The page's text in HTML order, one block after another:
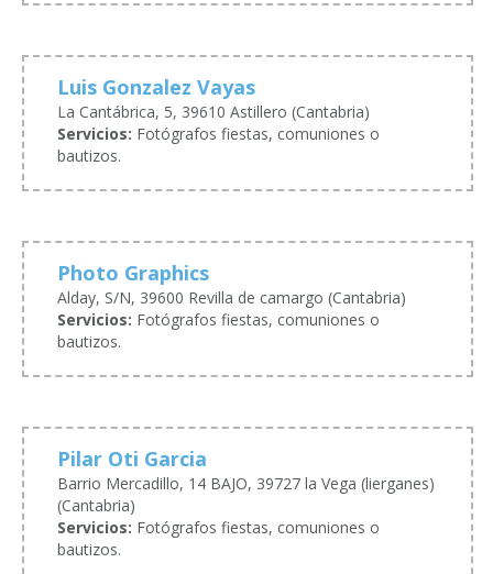
Luis Gonzalez Vayas
La Cantábrica, 5, 39610 Astillero (Cantabria)
Servicios: Fotógrafos fiestas, comuniones o
bautizos.
Photo Graphics
Alday, S/N, 39600 Revilla de camargo (Cantabria)
Servicios: Fotógrafos fiestas, comuniones o
bautizos.
Pilar Oti Garcia
Barrio Mercadillo, 14 BAJO, 39727 la Vega (lierganes)
(Cantabria)
Servicios: Fotógrafos fiestas, comuniones o
bautizos.